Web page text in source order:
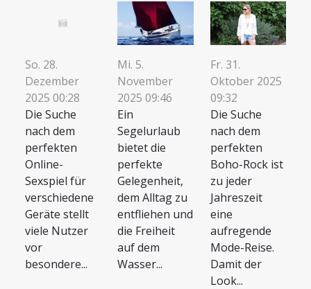
So. 28.
Dezember
2025 00:28
Die Suche
nach dem
perfekten
Online-
Sexspiel für
verschiedene
Geräte stellt
viele Nutzer
vor
besondere...
Mi. 5.
November
2025 09:46
Ein
Segelurlaub
bietet die
perfekte
Gelegenheit,
dem Alltag zu
entfliehen und
die Freiheit
auf dem
Wasser...
Fr. 31.
Oktober 2025
09:32
Die Suche
nach dem
perfekten
Boho-Rock ist
zu jeder
Jahreszeit
eine
aufregende
Mode-Reise.
Damit der
Look...